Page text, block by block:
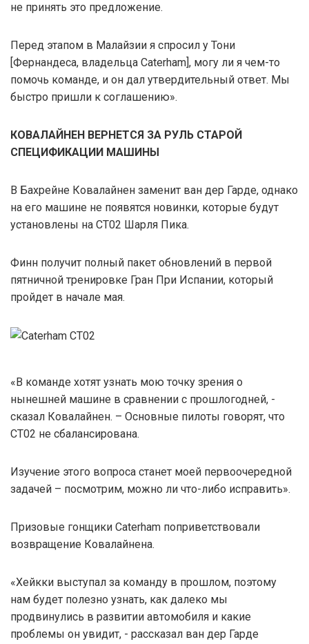
не принять это предложение.
Перед этапом в Малайзии я спросил у Тони
[Фернандеса, владельца Caterham], могу ли я чем-то
помочь команде, и он дал утвердительный ответ. Мы
быстро пришли к соглашению».
КОВАЛАЙНЕН ВЕРНЕТСЯ ЗА РУЛЬ СТАРОЙ
СПЕЦИФИКАЦИИ МАШИНЫ
В Бахрейне Ковалайнен заменит ван дер Гарде, однако
на его машине не появятся новинки, которые будут
установлены на CT02 Шарля Пика.
Финн получит полный пакет обновлений в первой
пятничной тренировке Гран При Испании, который
пройдет в начале мая.
«В команде хотят узнать мою точку зрения о
нынешней машине в сравнении с прошлогодней, -
сказал Ковалайнен. – Основные пилоты говорят, что
CT02 не сбалансирована.
Изучение этого вопроса станет моей первоочередной
задачей – посмотрим, можно ли что-либо исправить».
Призовые гонщики Caterham поприветствовали
возвращение Ковалайнена.
«Хейкки выступал за команду в прошлом, поэтому
нам будет полезно узнать, как далеко мы
продвинулись в развитии автомобиля и какие
проблемы он увидит, - рассказал ван дер Гарде